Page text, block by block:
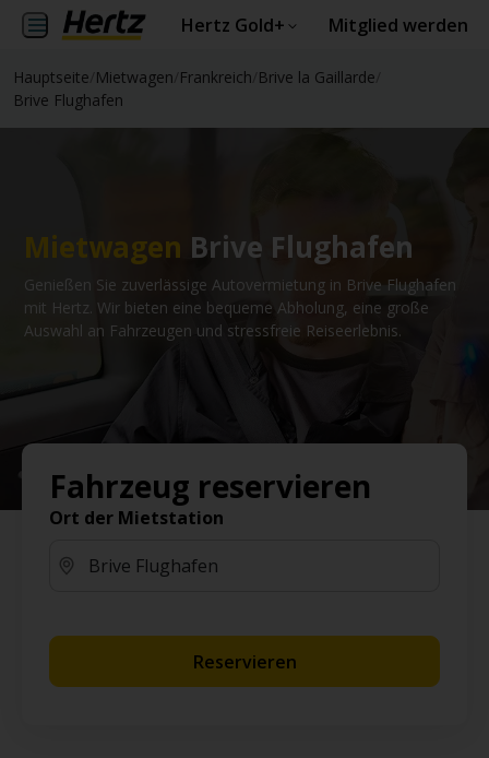
Hertz Gold+ Mitglied werden
Hauptseite Mietwagen Frankreich Brive la Gaillarde
Brive Flughafen
Mietwagen Brive Flughafen
Genießen Sie zuverlässige Autovermietung in Brive Flughafen
mit Hertz. Wir bieten eine bequeme Abholung, eine große
Auswahl an Fahrzeugen und stressfreie Reiseerlebnis.
Fahrzeug reservieren
Ort der Mietstation
Reservieren